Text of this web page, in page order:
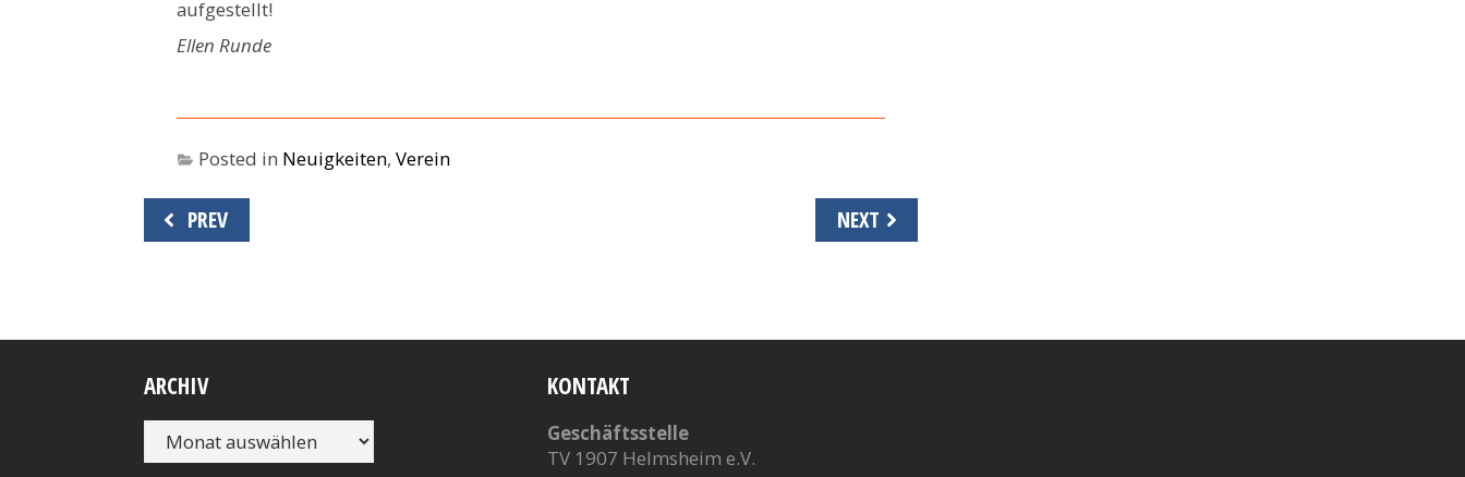
aufgestellt!
Ellen Runde
Posted in Neuigkeiten, Verein
Beitragsnavigation
PREV NEXT
ARCHIV
Archiv
KONTAKT
Geschäftsstelle
TV 1907 Helmsheim e.V.